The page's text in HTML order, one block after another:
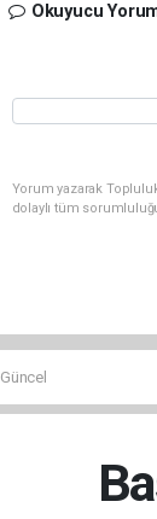
Okuyucu
Yorum yazarak
dolaylı tüm
Güncel